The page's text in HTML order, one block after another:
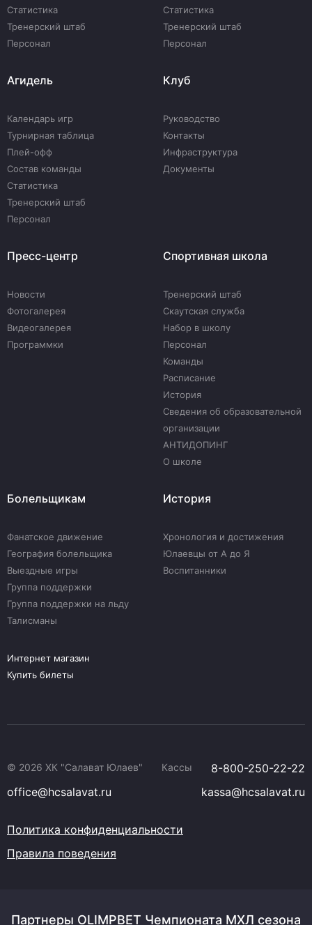
Статистика
Тренерский штаб
Персонал
Статистика
Тренерский штаб
Персонал
Агидель
Календарь игр
Турнирная таблица
Плей-офф
Состав команды
Статистика
Тренерский штаб
Персонал
Клуб
Руководство
Контакты
Инфраструктура
Документы
Пресс-центр
Новости
Фотогалерея
Видеогалерея
Программки
Спортивная школа
Тренерский штаб
Скаутская служба
Набор в школу
Персонал
Команды
Расписание
История
Сведения об образовательной
организации
АНТИДОПИНГ
О школе
Болельщикам
Фанатское движение
География болельщика
Выездные игры
Группа поддержки
Группа поддержки на льду
Талисманы
История
Хронология и достижения
Юлаевцы от А до Я
Воспитанники
Интернет магазин
Купить билеты
© 2026 ХК "Салават Юлаев" Кассы
8-800-250-22-22
office@hcsalavat.ru
kassa@hcsalavat.ru
Политика конфиденциальности
Правила поведения
Партнеры OLIMPBET Чемпионата МХЛ сезона